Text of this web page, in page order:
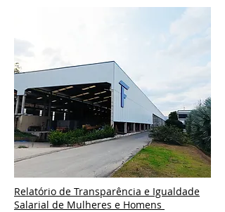
Relatório de Transparência e Igualdade
Salarial de Mulheres e Homens